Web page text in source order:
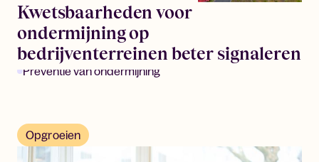
Kwetsbaarheden voor
ondermijning op
bedrijventerreinen beter signaleren
Preventie van ondermijning
Opgroeien